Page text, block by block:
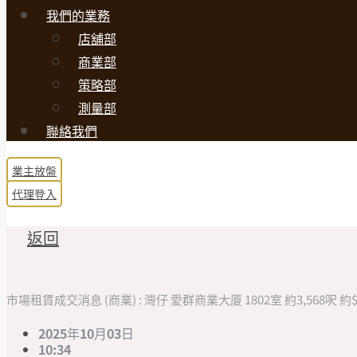
我們的業務
店舖部
商業部
策略部
測量部
聯絡我們
業主放盤
代理登入
返回
市場租賃成交消息 (商業) : 灣仔 愛群商業大廈 1802室 約3,568呎 約
2025年10月03日
10:34